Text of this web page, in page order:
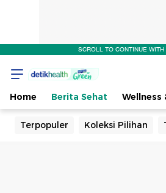
SCROLL TO CONTINUE
Home Berita Sehat Wellness
Terpopuler Koleksi Pilihan